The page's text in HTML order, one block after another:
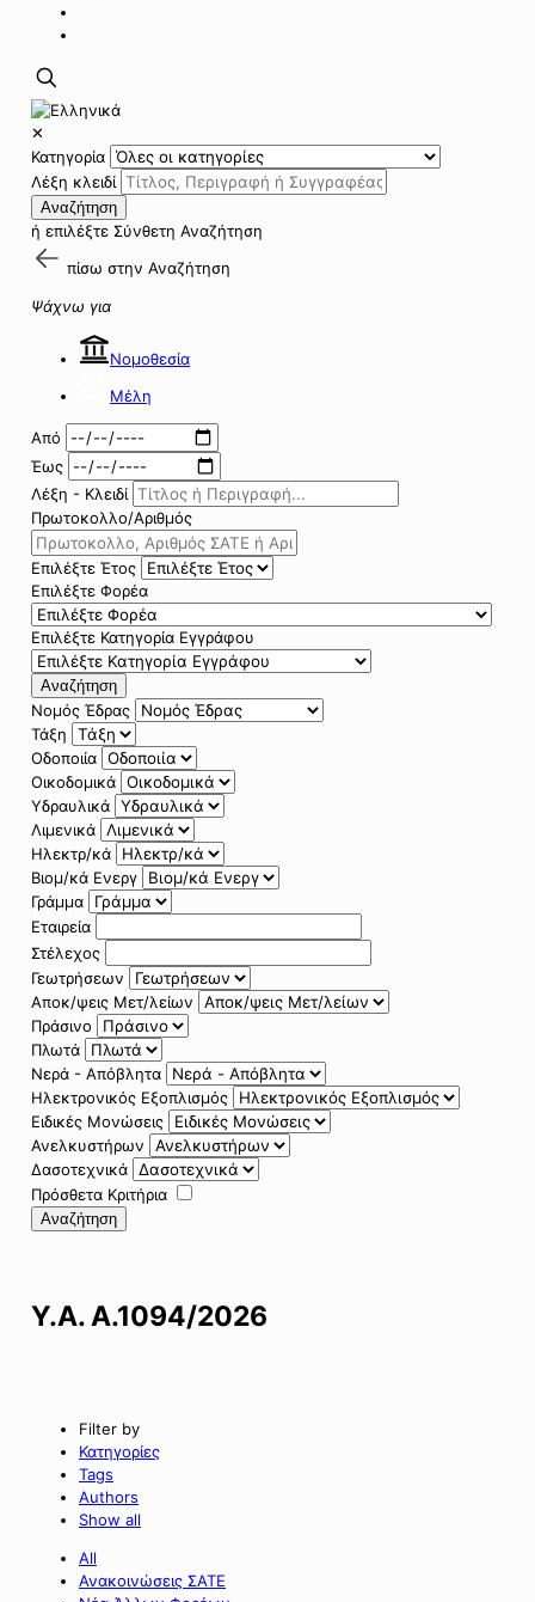
✕
Κατηγορία
Λέξη κλειδί
Αναζήτηση
ή επιλέξτε Σύνθετη Αναζήτηση
πίσω στην Αναζήτηση
Ψάχνω για
Νομοθεσία
Μέλη
Από
Έως
Λέξη - Κλειδί
Πρωτοκολλο/Αριθμός
Επιλέξτε Έτος
Επιλέξτε Φορέα
Επιλέξτε Κατηγορία Εγγράφου
Αναζήτηση
Νομός Έδρας
Τάξη
Οδοποιία
Οικοδομικά
Υδραυλικά
Λιμενικά
Ηλεκτρ/κά
Βιομ/κά Ενεργ
Γράμμα
Εταιρεία
Στέλεχος
Γεωτρήσεων
Αποκ/ψεις Μετ/λείων
Πράσινο
Πλωτά
Νερά - Απόβλητα
Ηλεκτρονικός Εξοπλισμός
Ειδικές Μονώσεις
Ανελκυστήρων
Δασοτεχνικά
Πρόσθετα Κριτήρια
Αναζήτηση
Υ.Α. Α.1094/2026
Filter by
Κατηγορίες
Tags
Authors
Show all
All
Ανακοινώσεις ΣΑΤΕ